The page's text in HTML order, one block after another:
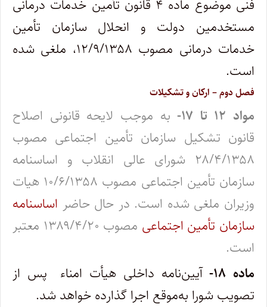
فنی موضوع ماده ۴ قانون تأمین خدمات درمانی
مستخدمین دولت و انحلال سازمان تأمین
خدمات درمانی مصوب ۱۲/۹/۱۳۵۸، ملغی شده
است.
فصل دوم – ارکان و تشکیلات
مواد ۱۲ تا ۱۷-
به موجب لایحه قانونی اصلاح
قانون تشکیل سازمان تأمین اجتماعی مصوب
۲۸/۴/۱۳۵۸ شورای عالی انقلاب و اساسنامه
سازمان تأمین اجتماعی مصوب ۱۰/۶/۱۳۵۸ هیات
وزیران ملغی شده است. در حال حاضر اساسنامه
سازمان تأمین اجتماعی
مصوب ۱۳۸۹/۴/۲۰ معتبر
است.
ماده ۱۸-
آیین‌نامه داخلی هیأت امناء
پس از
تصویب شورا به‌موقع اجرا گذارده خواهد شد.